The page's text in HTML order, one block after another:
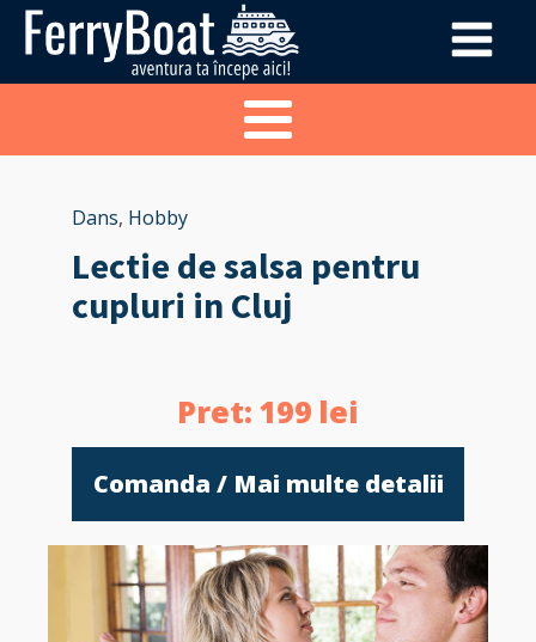
Dans, Hobby
Lectie de salsa pentru
cupluri in Cluj
Pret: 199 lei
Comanda / Mai multe detalii